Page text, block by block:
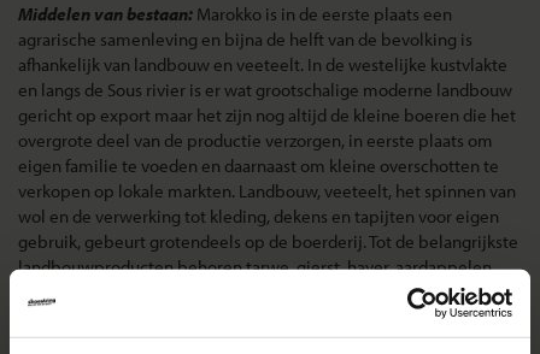
Middelen van bestaan: Marokko is in de eerste plaats een
agrarische samenleving en bijna de helft van de bevolking is
afhankelijk van landbouw en veeteelt. In de westelijke kustvlakte
en langs de Sous rivier is er wat grootschalige moderne landbouw
gericht op export maar het zijn nog altijd de kleine boeren die het
overgrote deel van de productie verzorgen, in eerste plaats om
eigen familie te voeden en daarnaast om kleine overschotten te
verkopen op lokale markten. Landbouw, veeteelt, het spinnen van
wol en de verwerking tot kleding, dekens en tapijten voor eigen
gebruik, gebeurt grotendeels op de boerderij. Tot de belangrijkste
landbouwproducten behoren tarwe, gierst, haver, aardappelen,
citrusvruchten, olijven, meloenen, tomaten en groenten. In de
bergen worden kleinere hoeveelheden noten, pruimen, appels en
peren geteeld en uit de oases komen veel dadels. De veestapel